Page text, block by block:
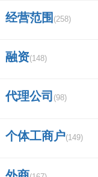
有可能的话，月
数和上年数就可
七、申报财务报
申报财务报表的
1. 首先，您需要
经营范围 (258)
融资(148)
代理公司 (98)
个体工商户(149)